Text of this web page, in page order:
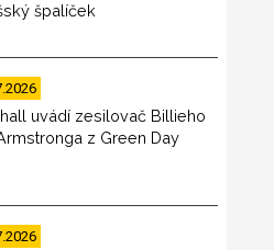
špalíček
uvádí zesilovač Billieho
z Green Day